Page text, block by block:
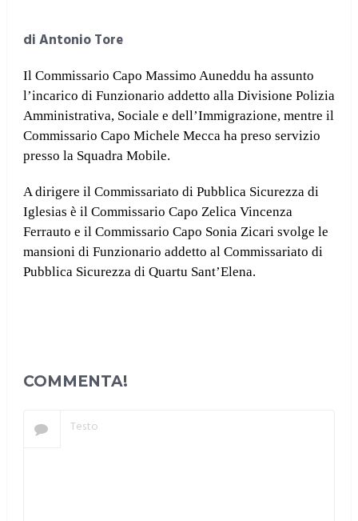
di Antonio Tore
Il Commissario Capo Massimo Auneddu ha assunto
l’incarico di Funzionario addetto alla Divisione Polizia
Amministrativa, Sociale e dell’Immigrazione, mentre il
Commissario Capo Michele Mecca ha preso servizio
presso la Squadra Mobile.
A dirigere il Commissariato di Pubblica Sicurezza di
Iglesias è il Commissario Capo Zelica Vincenza
Ferrauto e il Commissario Capo Sonia Zicari svolge le
mansioni di Funzionario addetto al Commissariato di
Pubblica Sicurezza di Quartu Sant’Elena.
COMMENTA!